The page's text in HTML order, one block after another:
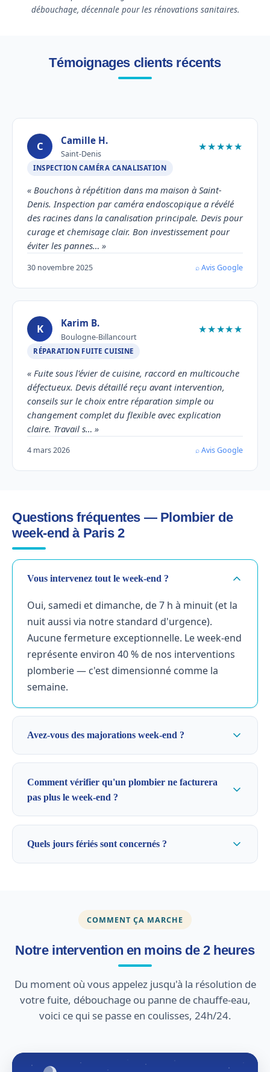
débouchage, décennale pour les rénovations sanitaires.
Témoignages clients récents
C Camille H.
Saint-Denis
★★★★★
INSPECTION CAMÉRA CANALISATION
« Bouchons à répétition dans ma maison à Saint-
Denis. Inspection par caméra endoscopique a révélé
des racines dans la canalisation principale. Devis pour
curage et chemisage clair. Bon investissement pour
éviter les pannes… »
30 novembre 2025 ⌕ Avis Google
K Karim B.
Boulogne-Billancourt
★★★★★
RÉPARATION FUITE CUISINE
« Fuite sous l'évier de cuisine, raccord en multicouche
défectueux. Devis détaillé reçu avant intervention,
conseils sur le choix entre réparation simple ou
changement complet du flexible avec explication
claire. Travail s… »
4 mars 2026 ⌕ Avis Google
Questions fréquentes — Plombier de
week-end à Paris 2
Vous intervenez tout le week-end ?
Oui, samedi et dimanche, de 7 h à minuit (et la
nuit aussi via notre standard d'urgence).
Aucune fermeture exceptionnelle. Le week-end
représente environ 40 % de nos interventions
plomberie — c'est dimensionné comme la
semaine.
Avez-vous des majorations week-end ?
Comment vérifier qu'un plombier ne facturera
pas plus le week-end ?
Quels jours fériés sont concernés ?
COMMENT ÇA MARCHE
Notre intervention en moins de 2 heures
Du moment où vous appelez jusqu'à la résolution de
votre fuite, débouchage ou panne de chauffe-eau,
voici ce qui se passe en coulisses, 24h/24.